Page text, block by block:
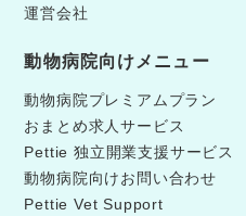
運営会社
動物病院向けメニュー
動物病院プレミアムプラン
おまとめ求人サービス
Pettie 独立開業支援サービス
動物病院向けお問い合わせ
Pettie Vet Support